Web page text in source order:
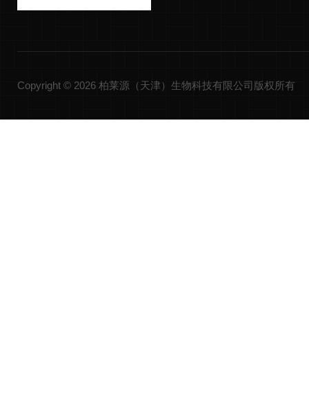
Copyright © 2026 柏莱源（天津）生物科技有限公司版权所有